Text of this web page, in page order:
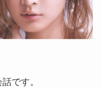
です。